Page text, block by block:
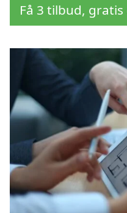
Få 3 tilbud,